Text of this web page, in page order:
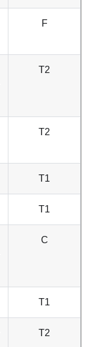
F
T2
T2
T1
T1
C
T1
T2